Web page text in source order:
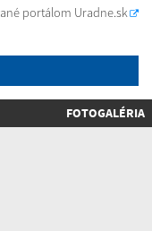
portálom Uradne.sk
FOTOGALÉRIA